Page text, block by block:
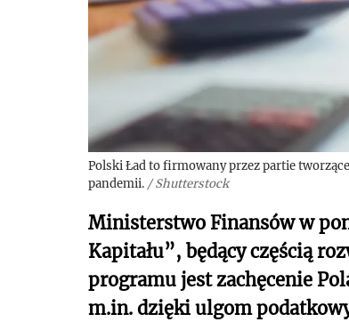
Polski Ład to firmowany przez partie
pandemii. / Shutterstock
Ministerstwo Finansów w
Kapitału”, będący częścią
programu jest zachęcenie
m.in. dzięki ulgom